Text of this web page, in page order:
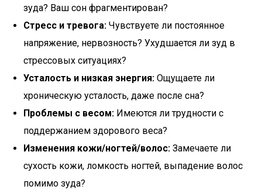
зуда? Ваш сон фрагментирован?
Стресс и тревога: Чувствуете ли постоянное
напряжение, нервозность? Ухудшается ли зуд в
стрессовых ситуациях?
Усталость и низкая энергия: Ощущаете ли
хроническую усталость, даже после сна?
Проблемы с весом: Имеются ли трудности с
поддержанием здорового веса?
Изменения кожи/ногтей/волос: Замечаете ли
сухость кожи, ломкость ногтей, выпадение волос
помимо зуда?